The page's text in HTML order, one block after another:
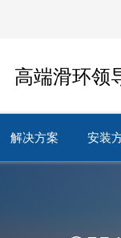
解决方案 安装
高端滑环领